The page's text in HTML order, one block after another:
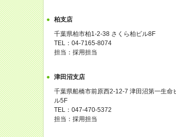
柏支店
千葉県柏市柏1-2-38 さくら柏ビル8F
TEL：04-7165-8074
担当：採用担当
津田沼支店
千葉県船橋市前原西2-12-7 津田沼第一生命
ル5F
TEL：047-470-5372
担当：採用担当